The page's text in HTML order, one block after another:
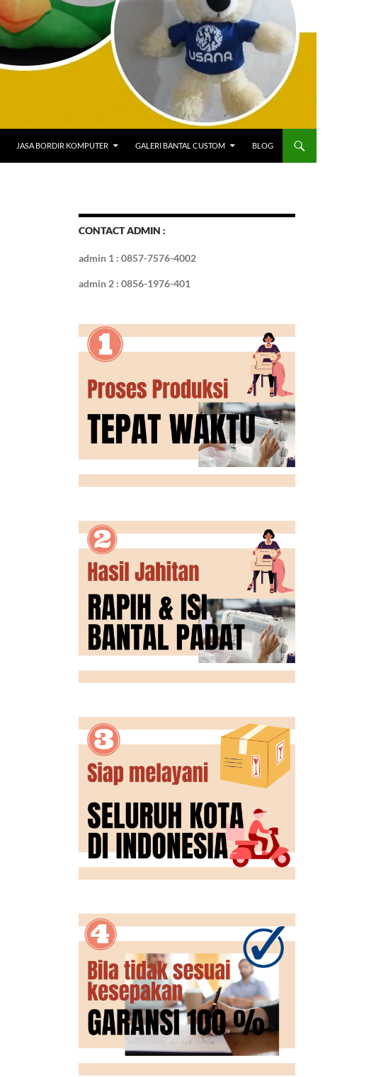
JASA BORDIR KOMPUTER GALERI BANTAL CUSTOM BLOG
CONTACT ADMIN :
admin 1 : 0857-7576-4002
admin 2 : 0856-1976-401